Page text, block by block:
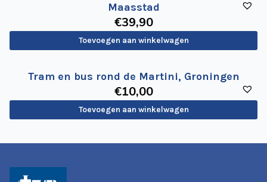
Maasstad
€39,90
Toevoegen aan winkelwagen
Tram en bus rond de Martini, Groningen
€10,00
Toevoegen aan winkelwagen